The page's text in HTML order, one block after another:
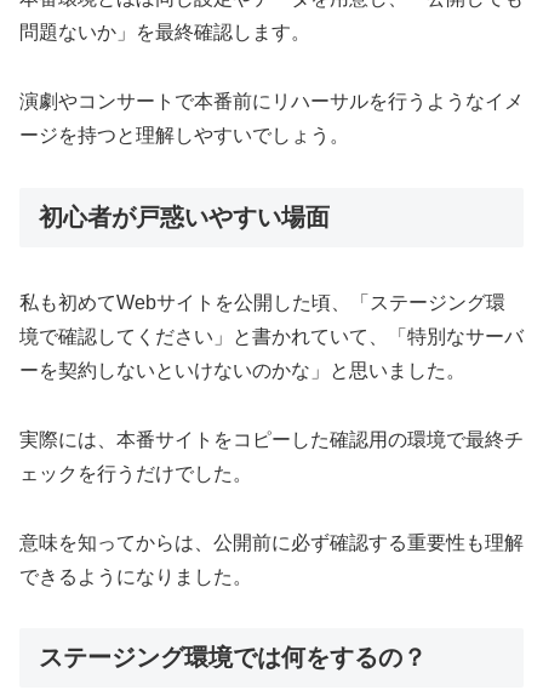
問題ないか」を最終確認します。
演劇やコンサートで本番前にリハーサルを行うようなイメ
ージを持つと理解しやすいでしょう。
初心者が戸惑いやすい場面
私も初めてWebサイトを公開した頃、「ステージング環
境で確認してください」と書かれていて、「特別なサーバ
ーを契約しないといけないのかな」と思いました。
実際には、本番サイトをコピーした確認用の環境で最終チ
ェックを行うだけでした。
意味を知ってからは、公開前に必ず確認する重要性も理解
できるようになりました。
ステージング環境では何をするの？